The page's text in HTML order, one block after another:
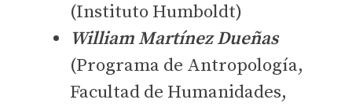
(Instituto Humboldt)
William Martínez Dueñas
(Programa de Antropología,
Facultad de Humanidades,